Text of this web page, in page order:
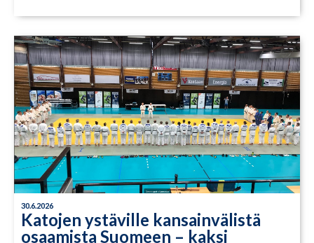
30.6.2026
Katojen ystäville kansainvälistä
osaamista Suomeen – kaksi